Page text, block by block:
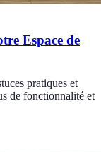
Espace de
pratiques et
de fonctionnalité et